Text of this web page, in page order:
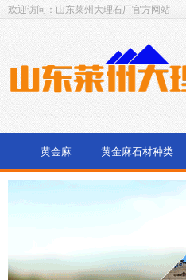
欢迎访问：山东莱州大理石厂官方网站
黄金麻 黄金麻石材种类